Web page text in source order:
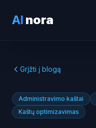
AI nora
Grįžti į blogą
Administravimo kaštai
Kaštų optimizavimas